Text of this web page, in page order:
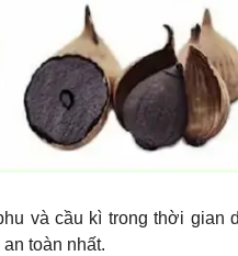
và cầu kì trong thời gian
toàn nhất.